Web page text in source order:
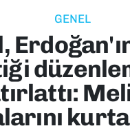
GENEL
SANAT
Puan Durumu ve
Haberleri